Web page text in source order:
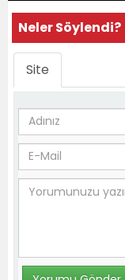
Neler Söylendi?
Site